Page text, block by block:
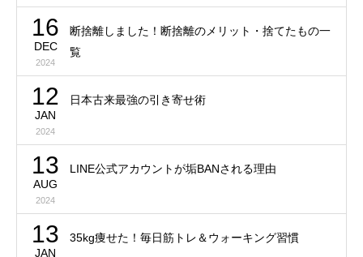
16
DEC
2024
断捨離しました！断捨離のメリット・捨てたもの一
覧
12
JAN
2024
日本古来最強の引き寄せ術
13
AUG
2024
LINE公式アカウントが垢BANされる理由
13
JAN
35kg痩せた！毎日筋トレ＆ウォーキング習慣